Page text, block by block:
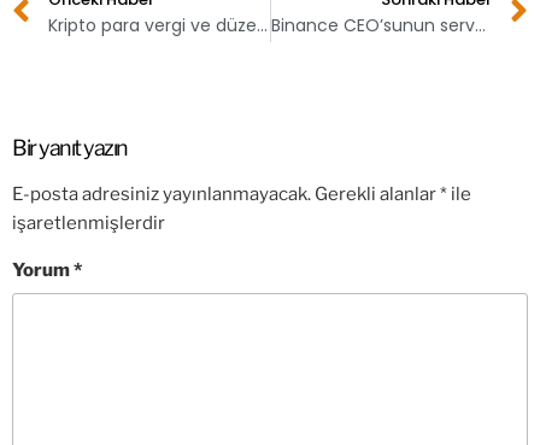
Kripto para vergi ve düzenlemeleri yolda! Binance CEO’sunun serveti 80 milyar dolar azaldı!
Bir yanıt yazın
E-posta adresiniz yayınlanmayacak. Gerekli alanlar* ile
işaretlenmişlerdir
Yorum*